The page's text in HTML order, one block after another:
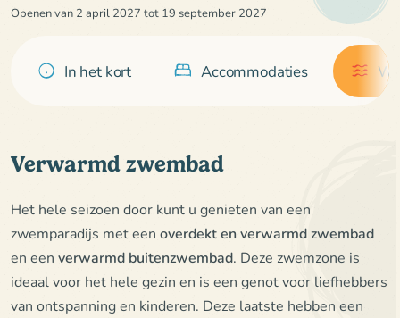
Openen van 2 april 2027 tot 19 september 2027
In het kort Accommodaties
Verwarmd zwembad
Het hele seizoen door kunt u genieten van een
zwemparadijs met een overdekt en verwarmd zwembad
en een verwarmd buitenzwembad. Deze zwemzone is
ideaal voor het hele gezin en is een genot voor liefhebbers
van ontspanning en kinderen. Deze laatste hebben een